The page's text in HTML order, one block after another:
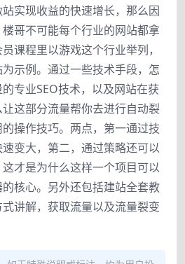
实现收益的快速增长，那么因
哥不可能每个行业的网站都拿
课程里以游戏这个行业举列，
示例。通过一些技术手段，怎
专业SEO技术，以及网站在获
这部分流量帮你去进行自动裂
操作技巧。两点，第一通过技
变大，第二，通过策略还可以
才是为什么这样一个项目可以
核心。另外还包括建站全套教
讲解，获取流量以及流量裂变